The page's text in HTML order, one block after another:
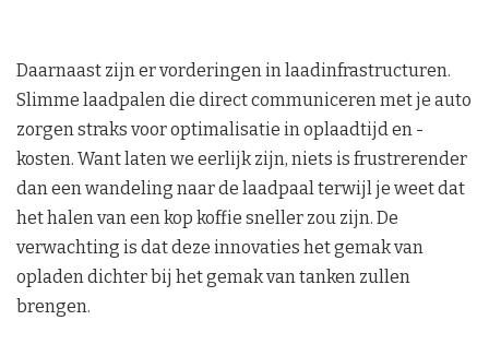
Daarnaast zijn er vorderingen in laadinfrastructuren.
Slimme laadpalen die direct communiceren met je auto
zorgen straks voor optimalisatie in oplaadtijd en -
kosten. Want laten we eerlijk zijn, niets is frustrerender
dan een wandeling naar de laadpaal terwijl je weet dat
het halen van een kop koffie sneller zou zijn. De
verwachting is dat deze innovaties het gemak van
opladen dichter bij het gemak van tanken zullen
brengen.